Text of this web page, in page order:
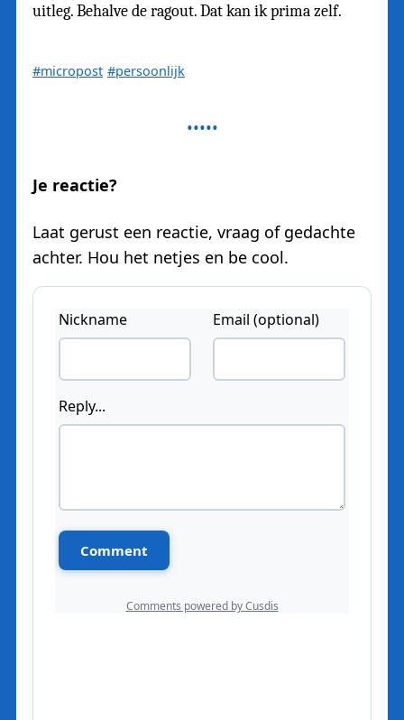
uitleg. Behalve de ragout. Dat kan ik prima zelf.
#micropost #persoonlijk
Je reactie?
Laat gerust een reactie, vraag of gedachte
achter. Hou het netjes en be cool.